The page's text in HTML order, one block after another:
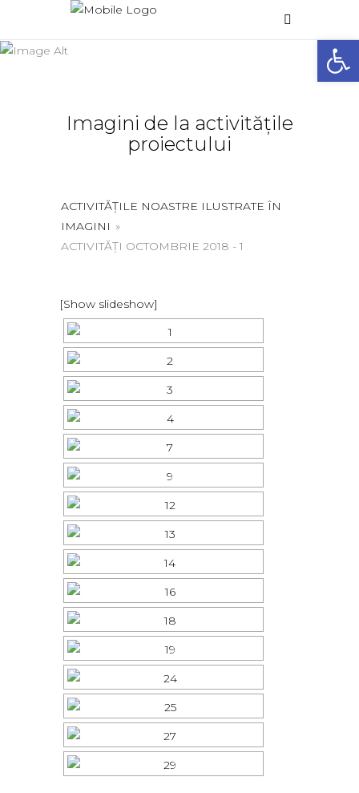
Galerie foto
Imagini de la activitățile
proiectului
ACTIVITĂȚILE NOASTRE ILUSTRATE ÎN
IMAGINI »
ACTIVITĂȚI OCTOMBRIE 2018 - 1
[Show slideshow]